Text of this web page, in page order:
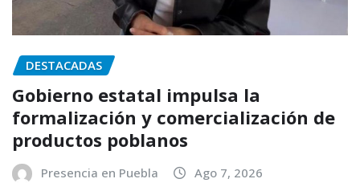
DESTACADAS
Gobierno estatal impulsa la
formalización y comercialización de
productos poblanos
Presencia en Puebla Ago 7, 2026